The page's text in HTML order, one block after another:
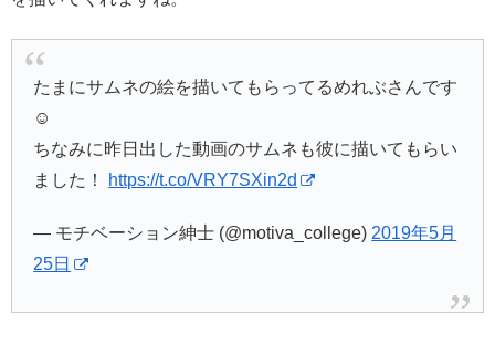
たまにサムネの絵を描いてもらってるめれぶさんです
☺️
ちなみに昨日出した動画のサムネも彼に描いてもらい
ました！
https://t.co/VRY7SXin2d
— モチベーション紳士 (@motiva_college) 2019年5月
25日